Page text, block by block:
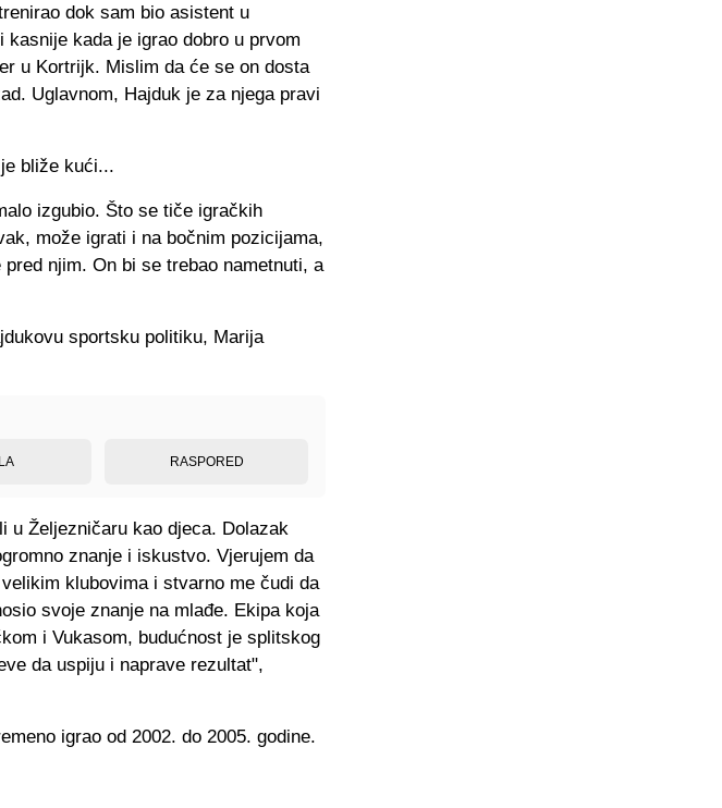
dok sam bio asistent u
kada je igrao dobro u prvom
u Kortrijk. Mislim da će se on dosta
Uglavnom, Hajduk je za njega pravi
bliže kući...
izgubio. Što se tiče igračkih
može igrati i na bočnim pozicijama,
njim. On bi se trebao nametnuti, a
sportsku politiku, Marija
RASPORED
u Željezničaru kao djeca. Dolazak
znanje i iskustvo. Vjerujem da
klubovima i stvarno me čudi da
svoje znanje na mlađe. Ekipa koja
i Vukasom, budućnost je splitskog
da uspiju i naprave rezultat",
igrao od 2002. do 2005. godine.